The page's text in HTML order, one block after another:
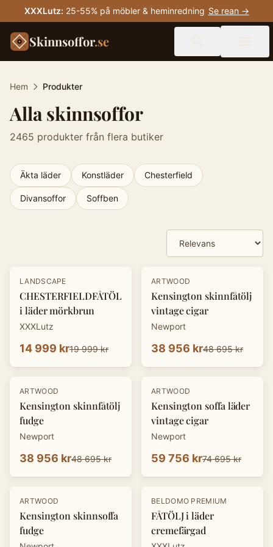
XXXLutz: 25-55% på möbler & heminredning Se rean →
Skinnsoffor.se
Hem Produkter
Alla skinnsoffor
2465 produkter från flera butiker
Äkta läder Konstläder Chesterfield
Divansoffor Soffben
- 25%
LANDSCAPE
CHESTERFIELDFÅTÖLJ
i läder mörkbrun
XXXLutz
14 999 kr19 999 kr
-20%
ARTWOOD
Kensington skinnfåtölj
vintage cigar
Newport
38 956 kr48 695 kr
-20%
ARTWOOD
Kensington skinnfåtölj
fudge
Newport
38 956 kr48 695 kr
-20%
ARTWOOD
Kensington soffa läder
vintage cigar
Newport
59 756 kr74 695 kr
-20%
ARTWOOD
Kensington skinnsoffa
fudge
-25 %
BELDOMO PREMIUM
FÅTÖLJ i läder
cremefärgad